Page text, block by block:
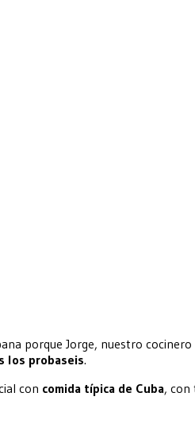
porque Jorge, nuestro
los probaseis.
con comida típica de Cuba, con